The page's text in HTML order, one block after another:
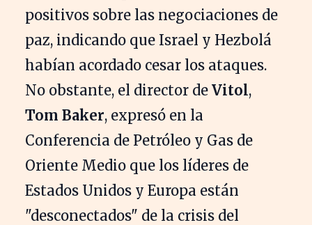
positivos sobre las negociaciones de
paz, indicando que Israel y Hezbolá
habían acordado cesar los ataques.
No obstante, el director de Vitol,
Tom Baker, expresó en la
Conferencia de Petróleo y Gas de
Oriente Medio que los líderes de
Estados Unidos y Europa están
"desconectados" de la crisis del